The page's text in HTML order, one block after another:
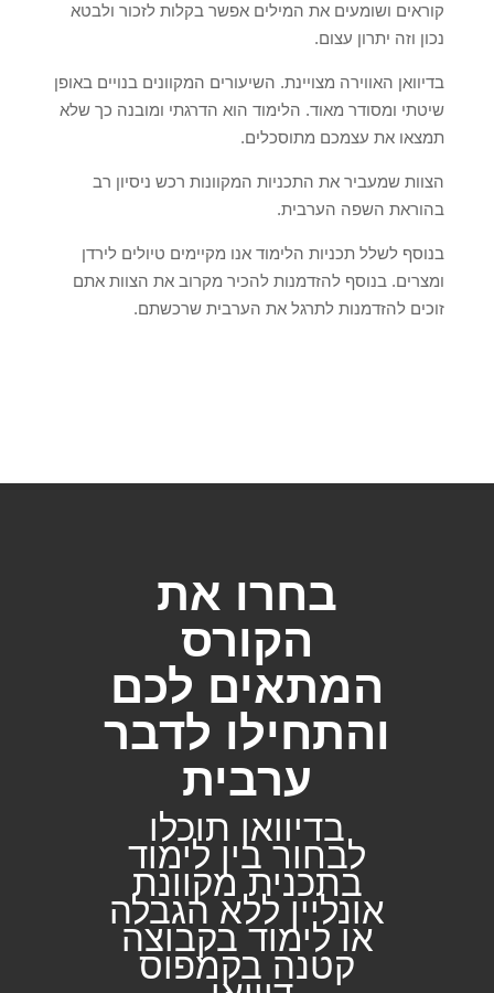
קוראים ושומעים את המילים אפשר בקלות לזכור ולבטא
נכון וזה יתרון עצום.
בדיוואן האווירה מצויינת. השיעורים המקוונים בנויים באופן
שיטתי ומסודר מאוד. הלימוד הוא הדרגתי ומובנה כך שלא
תמצאו את עצמכם מתוסכלים.
הצוות שמעביר את התכניות המקוונות רכש ניסיון רב
בהוראת השפה הערבית.
בנוסף לשלל תכניות הלימוד אנו מקיימים טיולים לירדן
ומצרים. בנוסף להזדמנות להכיר מקרוב את הצוות אתם
זוכים להזדמנות לתרגל את הערבית שרכשתם.
בחרו את
הקורס
המתאים לכם
והתחילו לדבר
ערבית
בדיוואן תוכלו
לבחור בין לימוד
בתכנית מקוונת
אונליין ללא הגבלה
או לימוד בקבוצה
קטנה בקמפוס